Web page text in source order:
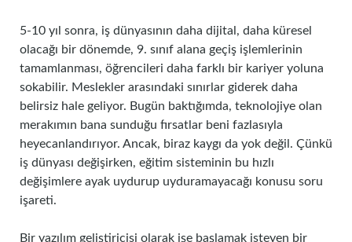
5-10 yıl sonra, iş dünyasının daha dijital, daha küresel
olacağı bir dönemde, 9. sınıf alana geçiş işlemlerinin
tamamlanması, öğrencileri daha farklı bir kariyer yoluna
sokabilir. Meslekler arasındaki sınırlar giderek daha
belirsiz hale geliyor. Bugün baktığımda, teknolojiye olan
merakımın bana sunduğu fırsatlar beni fazlasıyla
heyecanlandırıyor. Ancak, biraz kaygı da yok değil. Çünkü
iş dünyası değişirken, eğitim sisteminin bu hızlı
değişimlere ayak uydurup uyduramayacağı konusu soru
işareti.
Bir yazılım geliştiricisi olarak işe başlamak isteyen bir